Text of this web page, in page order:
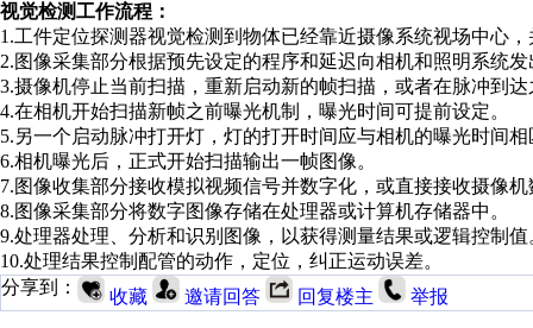
视觉检测工作流程：
1.工件定位探测器视觉检测到物体已经靠近摄像系统视场中心
2.图像采集部分根据预先设定的程序和延迟向相机和照明系统
3.摄像机停止当前扫描，重新启动新的帧扫描，或者在脉冲到
4.在相机开始扫描新帧之前曝光机制，曝光时间可提前设定。
5.另一个启动脉冲打开灯，灯的打开时间应与相机的曝光时间相
6.相机曝光后，正式开始扫描输出一帧图像。
7.图像收集部分接收模拟视频信号并数字化，或直接接收摄像
8.图像采集部分将数字图像存储在处理器或计算机存储器中。
9.处理器处理、分析和识别图像，以获得测量结果或逻辑控制值
10.处理结果控制配管的动作，定位，纠正运动误差。
分享到：
收藏 邀请回答 回复楼主 举报